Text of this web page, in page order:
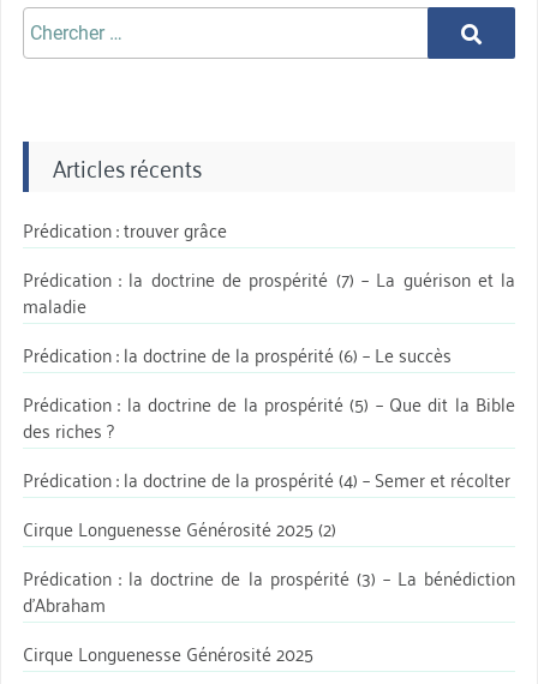
Chercher
aprè:
Chercher
Articles récents
Prédication : trouver grâce
Prédication : la doctrine de prospérité (7) – La guérison et la
maladie
Prédication : la doctrine de la prospérité (6) – Le succès
Prédication : la doctrine de la prospérité (5) – Que dit la Bible
des riches ?
Prédication : la doctrine de la prospérité (4) – Semer et récolter
Cirque Longuenesse Générosité 2025 (2)
Prédication : la doctrine de la prospérité (3) – La bénédiction
d’Abraham
Cirque Longuenesse Générosité 2025